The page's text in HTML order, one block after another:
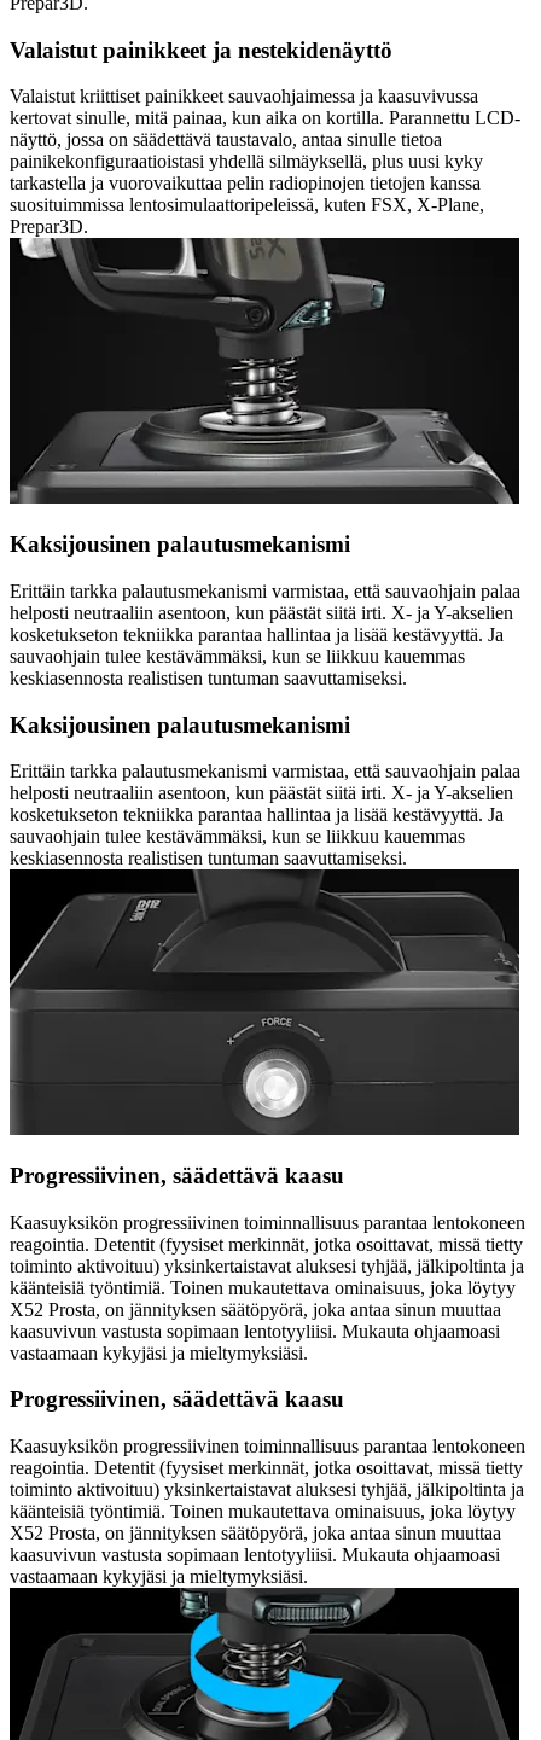
Valaistut painikkeet ja nestekidenäyttö
Valaistut kriittiset painikkeet sauvaohjaimessa ja kaasuvivussa
kertovat sinulle, mitä painaa, kun aika on kortilla. Parannettu LCD-
näyttö, jossa on säädettävä taustavalo, antaa sinulle tietoa
painikekonfiguraatioistasi yhdellä silmäyksellä, plus uusi kyky
tarkastella ja vuorovaikuttaa pelin radiopinojen tietojen kanssa
suosituimmissa lentosimulaattoripeleissä, kuten FSX, X-Plane,
Prepar3D.
Kaksijousinen palautusmekanismi
Erittäin tarkka palautusmekanismi varmistaa, että sauvaohjain palaa
helposti neutraaliin asentoon, kun päästät siitä irti. X- ja Y-akselien
kosketukseton tekniikka parantaa hallintaa ja lisää kestävyyttä. Ja
sauvaohjain tulee kestävämmäksi, kun se liikkuu kauemmas
keskiasennosta realistisen tuntuman saavuttamiseksi.
Kaksijousinen palautusmekanismi
Erittäin tarkka palautusmekanismi varmistaa, että sauvaohjain palaa
helposti neutraaliin asentoon, kun päästät siitä irti. X- ja Y-akselien
kosketukseton tekniikka parantaa hallintaa ja lisää kestävyyttä. Ja
sauvaohjain tulee kestävämmäksi, kun se liikkuu kauemmas
keskiasennosta realistisen tuntuman saavuttamiseksi.
Progressiivinen, säädettävä kaasu
Kaasuyksikön progressiivinen toiminnallisuus parantaa lentokoneen
reagointia. Detentit (fyysiset merkinnät, jotka osoittavat, missä tietty
toiminto aktivoituu) yksinkertaistavat aluksesi tyhjää, jälkipoltinta ja
käänteisiä työntimiä. Toinen mukautettava ominaisuus, joka löytyy
X52 Prosta, on jännityksen säätöpyörä, joka antaa sinun muuttaa
kaasuvivun vastusta sopimaan lentotyyliisi. Mukauta ohjaamoasi
vastaamaan kykyjäsi ja mieltymyksiäsi.
Progressiivinen, säädettävä kaasu
Kaasuyksikön progressiivinen toiminnallisuus parantaa lentokoneen
reagointia. Detentit (fyysiset merkinnät, jotka osoittavat, missä tietty
toiminto aktivoituu) yksinkertaistavat aluksesi tyhjää, jälkipoltinta ja
käänteisiä työntimiä. Toinen mukautettava ominaisuus, joka löytyy
X52 Prosta, on jännityksen säätöpyörä, joka antaa sinun muuttaa
kaasuvivun vastusta sopimaan lentotyyliisi. Mukauta ohjaamoasi
vastaamaan kykyjäsi ja mieltymyksiäsi.